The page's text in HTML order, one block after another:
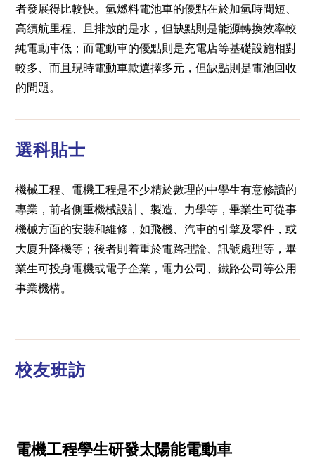
者發展得比較快。氫燃料電池車的優點在於加氫時間短、
高續航里程、且排放的是水，但缺點則是能源轉換效率較
純電動車低；而電動車的優點則是充電店等基礎設施相對
較多、而且現時電動車款選擇多元，但缺點則是電池回收
的問題。
選科貼士
機械工程、電機工程是不少精於數理的中學生有意修讀的
專業，前者側重機械設計、製造、力學等，畢業生可從事
機械方面的安裝和維修，如飛機、汽車的引擎及零件，或
大廈升降機等；後者則着重於電路理論、訊號處理等，畢
業生可投身電機或電子企業，電力公司、鐵路公司等公用
事業機構。
校友班訪
電機工程學生研發太陽能電動車